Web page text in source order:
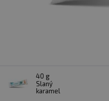
40 g
Slaný
karamel